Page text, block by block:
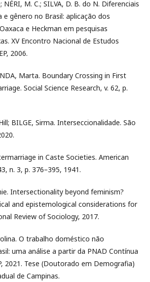
NÉRI, M. C.; SILVA, D. B. do N. Diferenciais
e gênero no Brasil: aplicação dos
e Heckman em pesquisas
XV Encontro Nacional de Estudos
2006.
Marta. Boundary Crossing in First
Social Science Research, v. 62, p.
BILGE, Sirma. Interseccionalidade. São
in Caste Societies. American
n. 3, p. 376–395, 1941.
Intersectionality beyond feminism?
and epistemological considerations for
Review of Sociology, 2017.
O trabalho doméstico não
uma análise a partir da PNAD Contínua
2021. Tese (Doutorado em Demografia)
de Campinas.